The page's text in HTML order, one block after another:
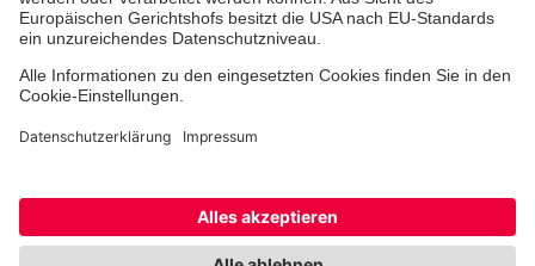
Einrichtungen
Cookie-Einstellungen Datenschutz Barrierefreiheit